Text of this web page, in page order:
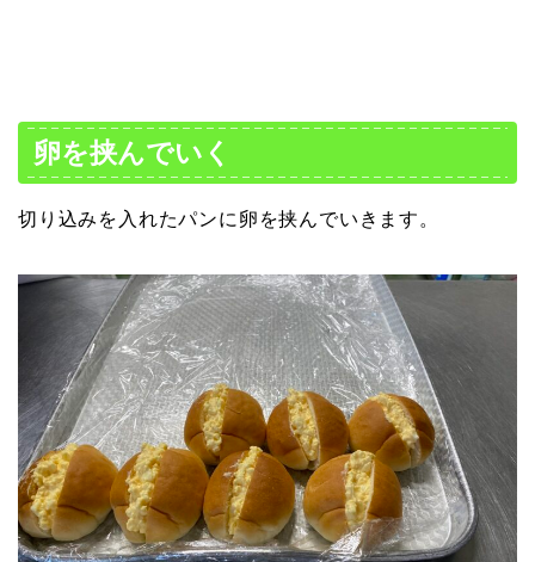
卵を挟んでいく
切り込みを入れたパンに卵を挟んでいきます。